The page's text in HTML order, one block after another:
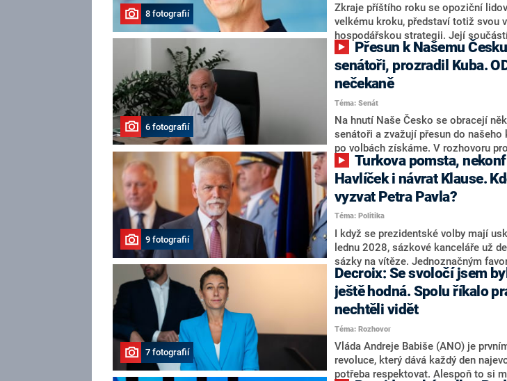
8 fotografií
Zkraje příštího roku se opoziční
velkému kroku, představí totiž svou
hospodářskou strategii. Její součástí
stárnutí populace, řekl ve středu na
nový předseda lidovců Jan Grolich.
senátních volbách kandiduje ve
aktivitu opozice, o níž vládní strany
komentátoři mluví jako o slabé a v
úmorná práce upozorňovat na chyby
námi navíc nechodí do debat.
svoje témata,“ odpověděl Grolich na
NEWS.
6 fotografií
senátoři, prozradil Kuba.
nečekaně
Téma: Senát
Na hnutí Naše Česko se obracejí
senátoři a zvažují přesun do našeho
po volbách získáme. V rozhovoru
NEWS to řekl zakladatel hnutí a
Martin Kuba. Konkrétní nebyl, ale
například senátora Zdeňka Hrabu,
součástí klubu ODS a TOP 09. Hraba
redakce nevyloučil. Předseda klubu
Zdeněk Nytra redakci řekl, že počítá
některých senátorů z klubu a že
nepřítel, ale soupeř.
9 fotografií
Havlíček i návrat Klause.
vyzvat Petra Pavla?
Téma: Politika
I když se prezidentské volby mají
lednu 2028, sázkové kanceláře už
sázky na vítěze. Jednoznačným
hlava státu Petr Pavel. Daleko za
zmiňují dva výrazné politiky ANO,
Andreje Babiše a ministra průmyslu
Oblíbeným tipem samotných sázkařů
Motoristy Filip Turek. Politolog Jan
o případné kandidatuře kohokoliv ze
značně pochybuje. Podle něj
nemá osobu, která by Pavlovi mohla
7 fotografií
Decroix: Se svoločí jsem
ještě hodná. Spolu říkalo
nechtěli vidět
Téma: Rozhovor
Vláda Andreje Babiše (ANO) je
revoluce, který dává každý den
potřeba respektovat. Alespoň to si